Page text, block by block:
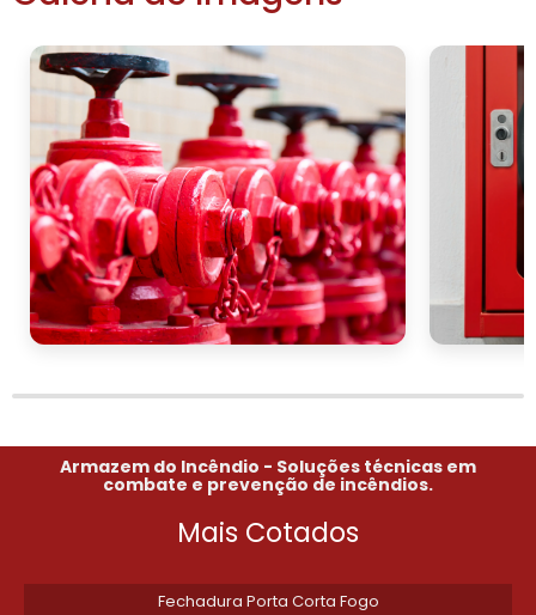
CHAMADA PARA AÇÃO
Não arrisque a segurança da sua frota e de
seus colaboradores. Adquira agora o extintor
de incêndio veicularABC e garanta a
proteção necessária para seus veículos. Entre
em contato para um orçamento
personalizado e aproveite nossas condições
especiais para empresas. Estamos à
disposição para ajudá-lo a escolher a melhor
solução de segurança para seu negócio!
Armazem do Incêndio - Soluções técnicas em
combate e prevenção de incêndios.
Mais Cotados
Fechadura Porta Corta Fogo